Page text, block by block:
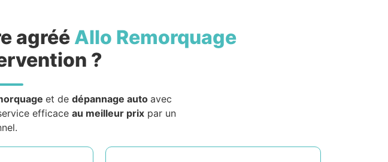
agréé Allo Remorquage
?
et de dépannage auto avec
efficace au meilleur prix par un